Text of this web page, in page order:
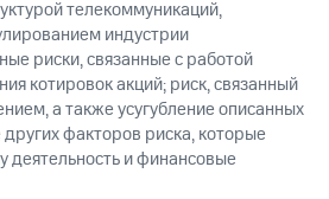
телекоммуникаций,
индустрии
риски, связанные с работой
котировок акций; риск, связанный
а также усугубление описанных
факторов риска, которые
деятельность и финансовые